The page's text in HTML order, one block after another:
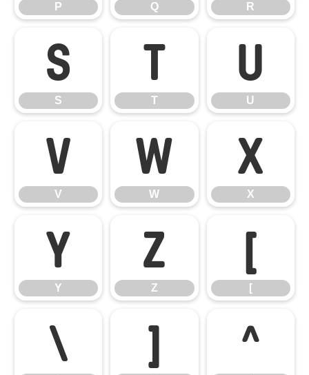
P Q R
S
S
T
T
U
U
V
V
W
W
X
X
Y
Y
Z
Z
[
[
\ ] ^